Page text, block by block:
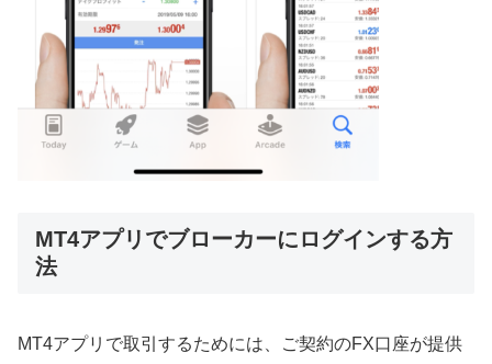
MT4アプリでブローカーにログインする方
法
MT4アプリで取引するためには、ご契約のFX口座が提供